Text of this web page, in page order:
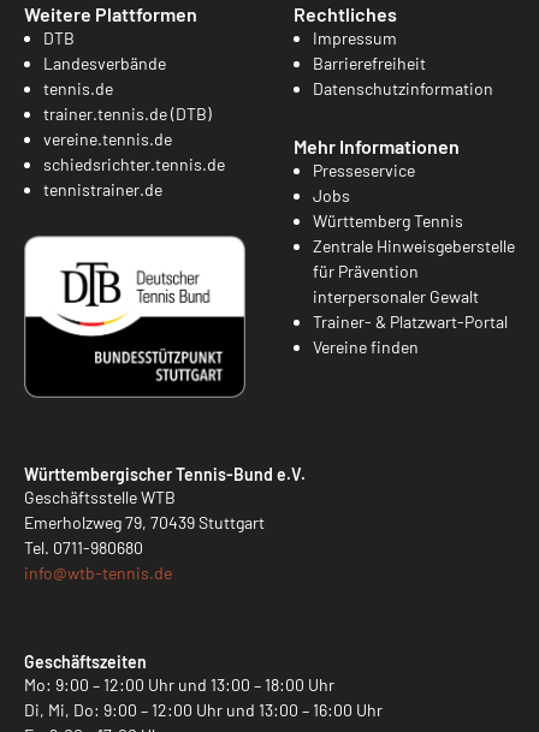
Weitere Plattformen
DTB
Landesverbände
tennis.de
trainer.tennis.de (DTB)
vereine.tennis.de
schiedsrichter.tennis.de
tennistrainer.de
Rechtliches
Impressum
Barrierefreiheit
Datenschutzinformation
Mehr Informationen
Presseservice
Jobs
Württemberg Tennis
Zentrale Hinweisgeberstelle
für Prävention
interpersonaler Gewalt
Trainer- & Platzwart-Portal
Vereine finden
Württembergischer Tennis-Bund e.V.
Geschäftsstelle WTB
Emerholzweg 79, 70439 Stuttgart
Tel. 0711-980680
info@wtb-tennis.de
Geschäftszeiten
Mo: 9:00 – 12:00 Uhr und 13:00 – 18:00 Uhr
Di, Mi, Do: 9:00 – 12:00 Uhr und 13:00 – 16:00 Uhr